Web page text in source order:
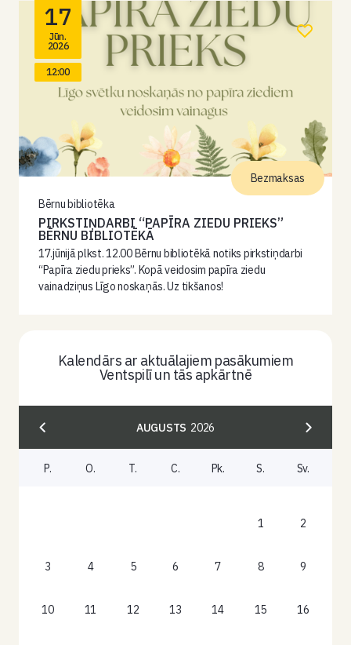
17
Jūn.
2026
12:00
Bērnu bibliotēka
PIRKSTIŅDARBI “PAPĪRA ZIEDU PRIEKS”
BĒRNU BIBLIOTĒKĀ
17.jūnijā plkst. 12.00 Bērnu bibliotēkā notiks pirkstiņdarbi
“Papīra ziedu prieks”. Kopā veidosim papīra ziedu
vainadziņus Līgo noskaņās. Uz tikšanos!
Bezmaksas
Kalendārs ar aktuālajiem pasākumiem
Ventspilī un tās apkārtnē
AUGUSTS 2026
P. O. T. C. Pk. S. Sv.
1 2
3 4 5 6 7 8 9
10 11 12 13 14 15 16